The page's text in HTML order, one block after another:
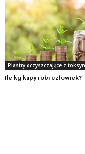
Plastry oczyszczające z toksyn
Ile kg kupy robi człowiek?